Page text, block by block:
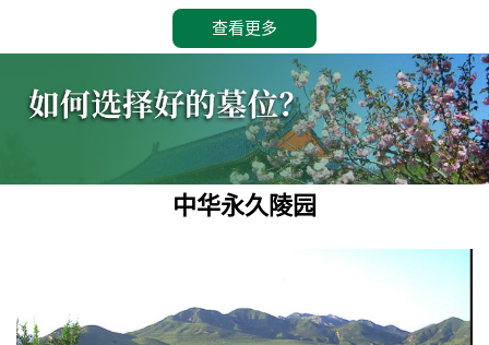
查看更多
中华永久陵园